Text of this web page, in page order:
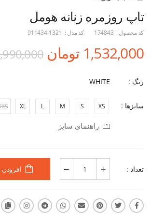
تاپ روزمره زنانه هومل
کد محصول : 174843 کد مدل : 911434-1321
1,532,000 تومان 1,990,000
رنگ : WHITE
سایزها : XS
S
M
L
XL
راهنمای سایز
تعداد : افزودن